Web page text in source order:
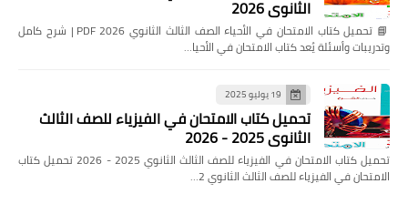
الثانوي 2026
📘 تحميل كتاب الامتحان في الأحياء الصف الثالث الثانوي 2026 PDF | شرح كامل
وتدريبات وأسئلة يُعد كتاب الامتحان في الأحيا…
19 يوليو 2025
تحميل كتاب الامتحان في الفيزياء للصف الثالث
الثانوي 2025 - 2026
تحميل كتاب الامتحان في الفيزياء للصف الثالث الثانوي 2025 - 2026 تحميل كتاب
الامتحان في الفيزياء للصف الثالث الثانوي 2…